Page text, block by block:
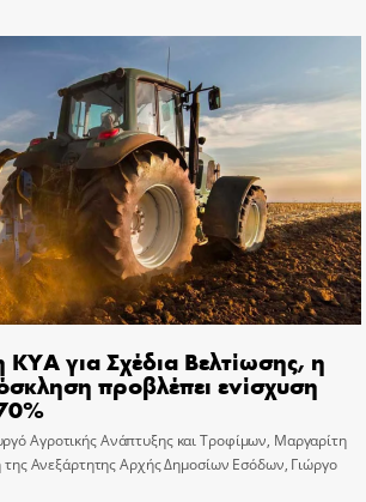
για Σχέδια Βελτίωσης, η
προβλέπει ενίσχυση
Αγροτικής Ανάπτυξης και Τροφίμων, Μαργαρίτη
της Ανεξάρτητης Αρχής Δημοσίων Εσόδων, Γιώργο